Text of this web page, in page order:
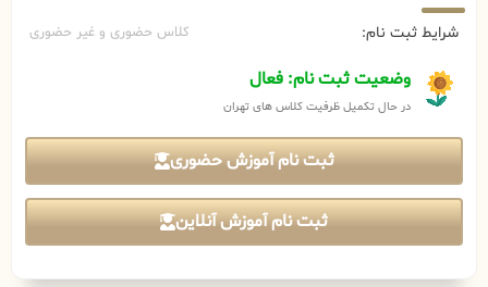
شرایط ثبت نام: کلاس حضوری و غیر حضوری
وضعیت ثبت نام: فعال
در حال تکمیل ظرفیت کلاس های تهران
ثبت نام آموزش حضوری
ثبت نام آموزش آنلاین